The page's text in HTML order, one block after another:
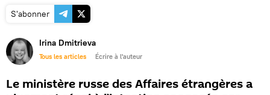
S'abonner
Irina Dmitrieva
Tous les articles Écrire à l'auteur
Le ministère russe des Affaires étrangères a